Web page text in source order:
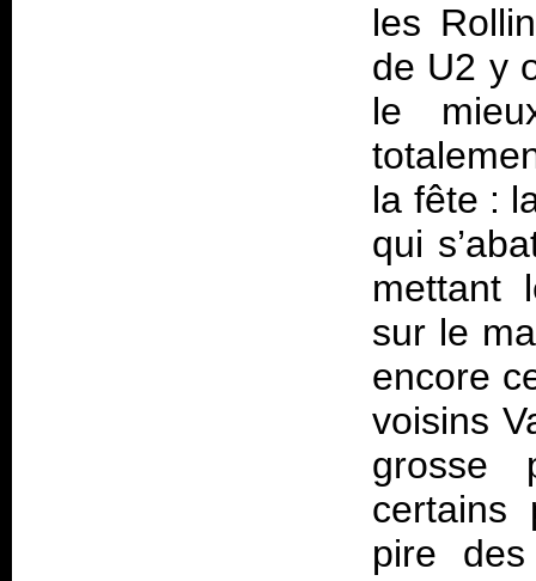
les
de U2 y
le
la fête :
qui
mettant
sur le
encore
voisins
grosse
certains
pire